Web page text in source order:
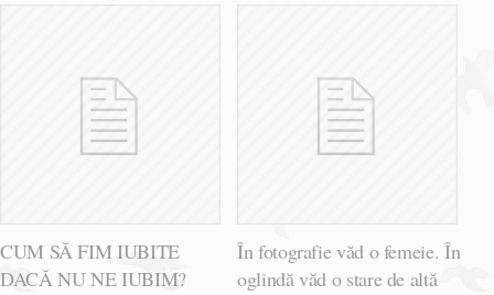
CUM SĂ FIM IUBITE
DACĂ NU NE IUBIM?
În fotografie văd o femeie. În
oglindă văd o stare de altă